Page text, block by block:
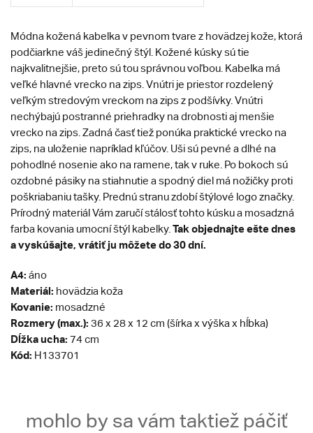
Módna kožená kabelka v pevnom tvare z hovädzej kože, ktorá
podčiarkne váš jedinečný štýl. Kožené kúsky sú tie
najkvalitnejšie, preto sú tou správnou voľbou. Kabelka má
veľké hlavné vrecko na zips. Vnútri je priestor rozdelený
veľkým stredovým vreckom na zips z podšívky. Vnútri
nechýbajú postranné priehradky na drobnosti aj menšie
vrecko na zips. Zadná časť tiež ponúka praktické vrecko na
zips, na uloženie napríklad kľúčov. Uši sú pevné a dlhé na
pohodlné nosenie ako na ramene, tak v ruke. Po bokoch sú
ozdobné pásiky na stiahnutie a spodný diel má nožičky proti
poškriabaniu tašky. Prednú stranu zdobí štýlové logo značky.
Prírodný materiál Vám zaručí stálosť tohto kúsku a mosadzná
farba kovania umocní štýl kabelky. Tak objednajte ešte dnes
a vyskúšajte, vrátiť ju môžete do 30 dní.
A4: áno
Materiál: hovädzia koža
Kovanie: mosadzné
Rozmery (max.): 36 x 28 x 12 cm (šírka x výška x hĺbka)
Dĺžka ucha: 74 cm
Kód: H133701
mohlo by sa vám taktiež páčiť